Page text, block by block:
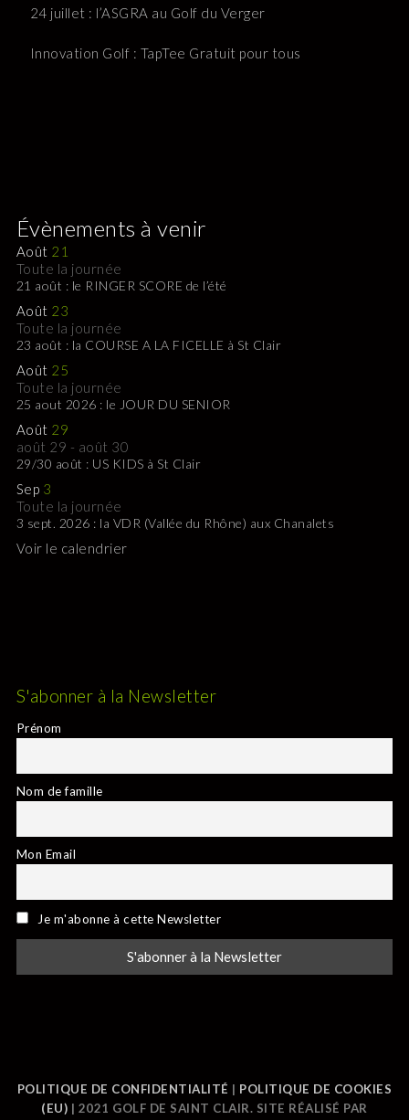
24 juillet : l’ASGRA au Golf du Verger
Innovation Golf : TapTee Gratuit pour tous
Évènements à venir
Août 21
Toute la journée
21 août : le RINGER SCORE de l’été
Août 23
Toute la journée
23 août : la COURSE A LA FICELLE à St Clair
Août 25
Toute la journée
25 aout 2026 : le JOUR DU SENIOR
Août 29
août 29 - août 30
29/30 août : US KIDS à St Clair
Sep 3
Toute la journée
3 sept. 2026 : la VDR (Vallée du Rhône) aux Chanalets
Voir le calendrier
S'abonner à la Newsletter
Prénom
Nom de famille
Mon Email
Je m'abonne à cette Newsletter
POLITIQUE DE CONFIDENTIALITÉ | POLITIQUE DE COOKIES
(EU) | 2021 GOLF DE SAINT CLAIR. SITE RÉALISÉ PAR